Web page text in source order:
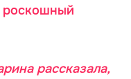
роскошный
рассказала,